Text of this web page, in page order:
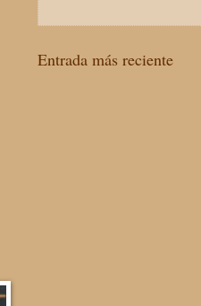
Entrada más reciente